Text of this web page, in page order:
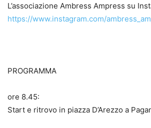
L’associazione Ambress Ampress su
https://www.instagram.com/
PROGRAMMA
ore 8.45:
Start e ritrovo in piazza D’Arezzo a